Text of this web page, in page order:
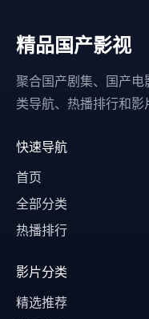
精品国产影视
聚合国产剧集、国产
类导航、热播排行和影
快速导航
首页
全部分类
热播排行
影片分类
精选推荐